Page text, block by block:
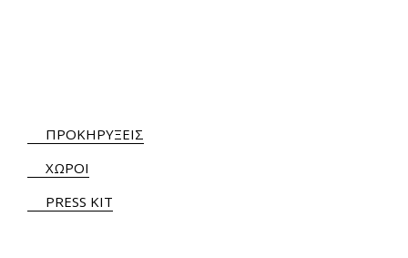
ΠΡΟΚΗΡΥΞΕΙΣ
ΧΩΡΟΙ
PRESS KIT